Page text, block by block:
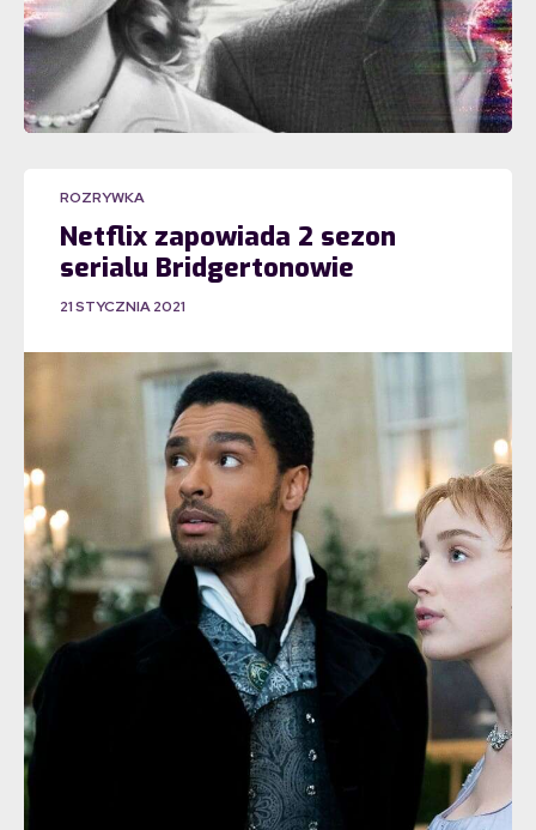
ROZRYWKA
Netflix zapowiada 2 sezon
serialu Bridgertonowie
21 STYCZNIA 2021